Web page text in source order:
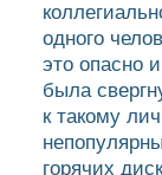
одного
это опасно
была
к такому
горячих